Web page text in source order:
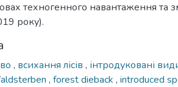
техногенного навантаження та
року).
, всихання лісів , інтродуковані
, forest dieback , introduced